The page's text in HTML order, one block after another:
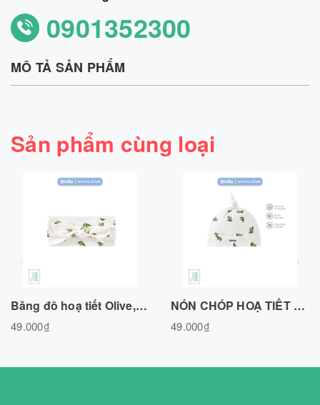
0901352300
MÔ TẢ SẢN PHẨM
Sản phẩm cùng loại
Băng đô hoạ tiết Olive, chất liệu cotton tự nhiên Freesize
49.000₫
NÓN CHÓP HOẠ TIẾT OLIVE CHẤT LIỆU COTTON TỰ NHIÊN
49.000₫